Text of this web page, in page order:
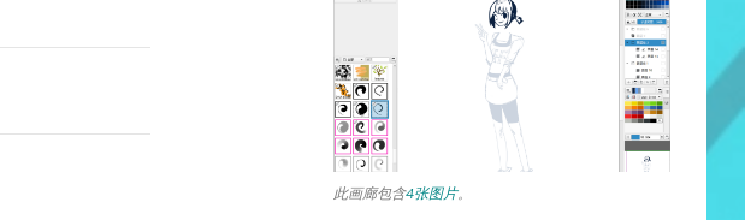
此画廊包含4张图片。